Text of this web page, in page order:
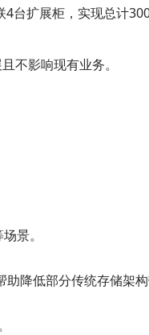
台扩展柜，实现总计
不影响现有业务。
景。
降低部分传统存储架构